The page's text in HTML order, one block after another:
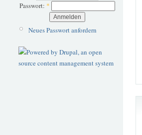
Passwort: *
Neues Passwort anfordern